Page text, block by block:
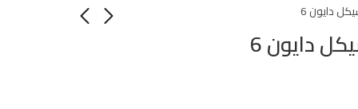
دايون 6
دايون 6